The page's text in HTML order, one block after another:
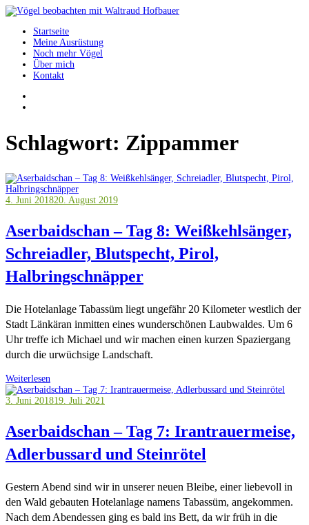
Springe
Inhalt
Vögel beobachten mit Waltraud Hofbauer
Startseite
Meine Ausrüstung
Noch mehr Vögel
Über mich
Kontakt
Schlagwort: Zippammer
4. Juni 201820. August 2019
Aserbaidschan – Tag 8: Weißkehlsänger,
Schreiadler, Blutspecht, Pirol,
Halbringschnäpper
Die Hotelanlage Tabassüm liegt ungefähr 20 Kilometer westlich der
Stadt Länkäran inmitten eines wunderschönen Laubwaldes. Um 6
Uhr treffe ich Michael und wir machen einen kurzen Spaziergang
durch die urwüchsige Landschaft.
Weiterlesen
3. Juni 201819. Juli 2021
Aserbaidschan – Tag 7: Irantrauermeise,
Adlerbussard und Steinrötel
Gestern Abend sind wir in unserer neuen Bleibe, einer liebevoll in
den Wald gebauten Hotelanlage namens Tabassüm, angekommen.
Nach dem Abendessen ging es bald ins Bett, da wir früh in die